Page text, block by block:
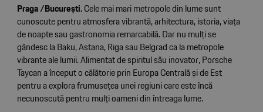
Praga /București.Cele mai mari metropole din lume sunt
cunoscute pentru atmosfera vibrantă, arhitectura, istoria, viața
de noapte sau gastronomia remarcabilă. Dar nu mulți se
gândesc la Baku, Astana, Riga sau Belgrad ca la metropole
vibrante ale lumii. Alimentat de spiritul său inovator, Porsche
Taycan a început o călătorie prin Europa Centrală și de Est
pentru a explora frumusețea unei regiuni care este încă
necunoscută pentru mulți oameni din întreaga lume.